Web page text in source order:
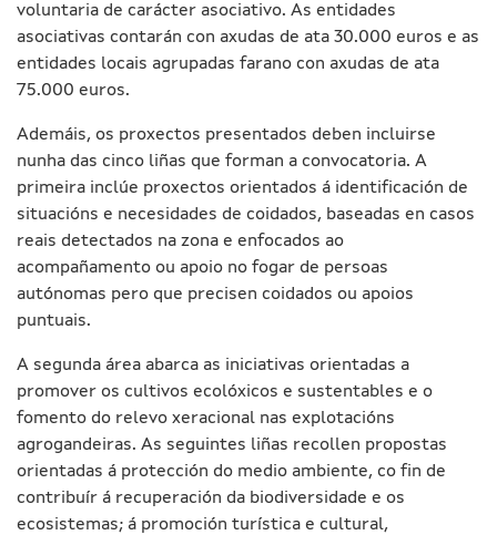
voluntaria de carácter asociativo. As entidades
asociativas contarán con axudas de ata 30.000 euros e as
entidades locais agrupadas farano con axudas de ata
75.000 euros.
Ademáis, os proxectos presentados deben incluirse
nunha das cinco liñas que forman a convocatoria. A
primeira inclúe proxectos orientados á identificación de
situacións e necesidades de coidados, baseadas en casos
reais detectados na zona e enfocados ao
acompañamento ou apoio no fogar de persoas
autónomas pero que precisen coidados ou apoios
puntuais.
A segunda área abarca as iniciativas orientadas a
promover os cultivos ecolóxicos e sustentables e o
fomento do relevo xeracional nas explotacións
agrogandeiras. As seguintes liñas recollen propostas
orientadas á protección do medio ambiente, co fin de
contribuír á recuperación da biodiversidade e os
ecosistemas; á promoción turística e cultural,